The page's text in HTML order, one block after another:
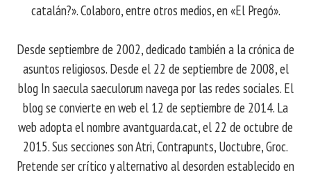
catalán?». Colaboro, entre otros medios, en «El Pregó».
Desde septiembre de 2002, dedicado también a la crónica de
asuntos religiosos. Desde el 22 de septiembre de 2008, el
blog In saecula saeculorum navega por las redes sociales. El
blog se convierte en web el 12 de septiembre de 2014. La
web adopta el nombre avantguarda.cat, el 22 de octubre de
2015. Sus secciones son Atri, Contrapunts, Uoctubre, Groc.
Pretende ser crítico y alternativo al desorden establecido en